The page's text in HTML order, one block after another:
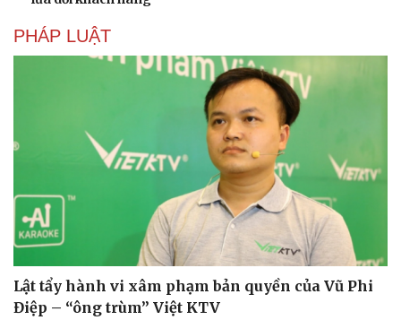
Âm nhạc
Di sản
PHÁP LUẬT
Lật tẩy hành vi xâm phạm bản quyền của Vũ Phi
Điệp – “ông trùm” Việt KTV